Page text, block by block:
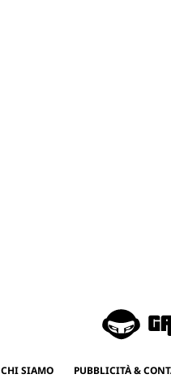
CHI SIAMO PUBBLICITÀ &